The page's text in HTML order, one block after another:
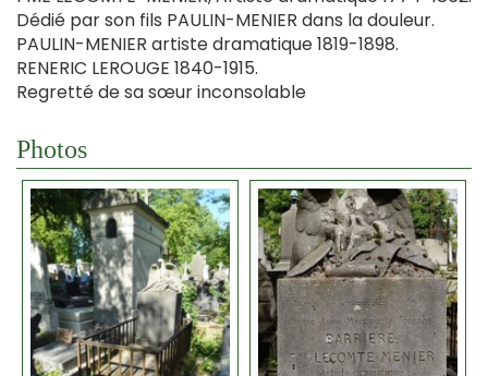
Dédié par son fils PAULIN-MENIER dans la douleur.
PAULIN-MENIER artiste dramatique 1819-1898.
RENERIC LEROUGE 1840-1915.
Regretté de sa sœur inconsolable
Photos